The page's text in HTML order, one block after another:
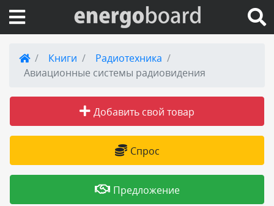
Вход на сайт
Публикации
Книги
Радиотехника
Авиационные системы радиовидения
Добавить свой товар
Спрос
Предложение